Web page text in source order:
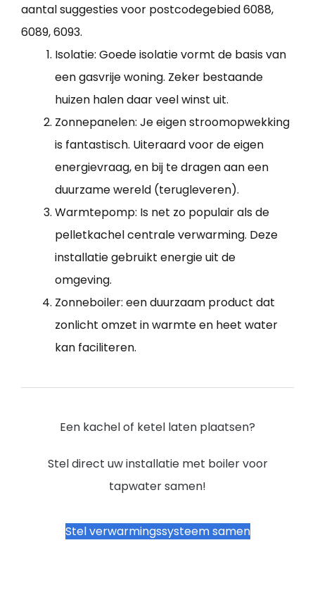
aantal suggesties voor postcodegebied 6088,
6089, 6093.
Isolatie: Goede isolatie vormt de basis van
een gasvrije woning. Zeker bestaande
huizen halen daar veel winst uit.
Zonnepanelen: Je eigen stroomopwekking
is fantastisch. Uiteraard voor de eigen
energievraag, en bij te dragen aan een
duurzame wereld (terugleveren).
Warmtepomp: Is net zo populair als de
pelletkachel centrale verwarming. Deze
installatie gebruikt energie uit de
omgeving.
Zonneboiler: een duurzaam product dat
zonlicht omzet in warmte en heet water
kan faciliteren.
Een kachel of ketel laten plaatsen?
Stel direct uw installatie met boiler voor
tapwater samen!
Stel verwarmingssysteem samen